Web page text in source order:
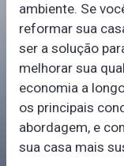
ambiente. Se
reformar sua
ser a solução
melhorar sua
economia a
os principais
abordagem, e
sua casa mais